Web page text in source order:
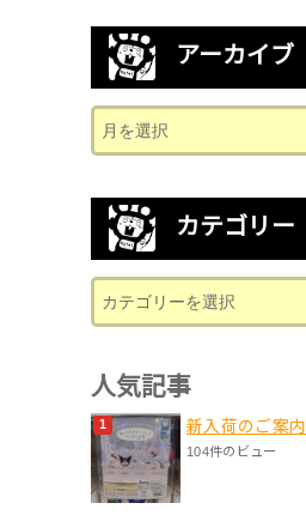
アーカイブ
カテゴリー
人気記事
新入荷のご案内
104件のビュー